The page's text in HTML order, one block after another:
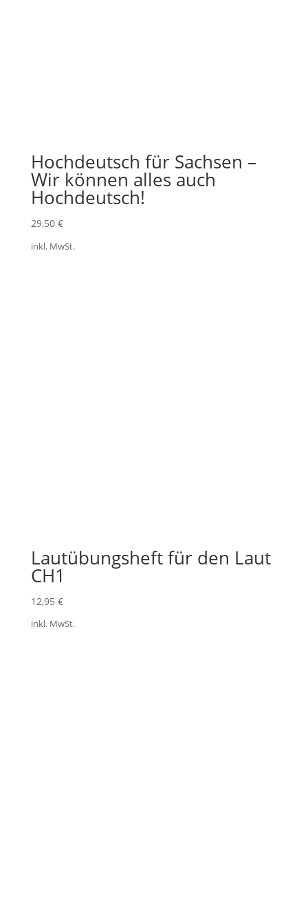
Hochdeutsch für Sachsen –
Wir können alles auch
Hochdeutsch!
29,50 €
inkl. MwSt.
Lautübungsheft für den Laut
CH1
12,95 €
inkl. MwSt.